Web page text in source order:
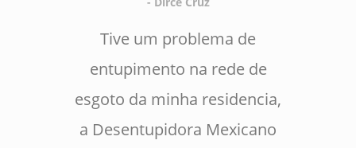
Tive um problema de
entupimento na rede de
esgoto da minha residencia,
a Desentupidora Mexicano